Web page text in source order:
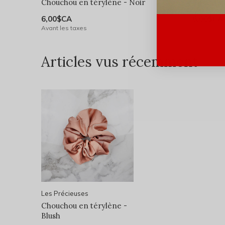
Chouchou en térylène - Noir
6,00$CA
Avant les taxes
Articles vus récemment
Les Précieuses
Chouchou en térylène -
Blush